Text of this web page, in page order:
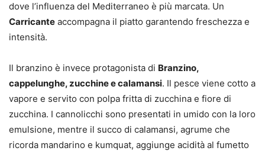
dove l’influenza del Mediterraneo è più marcata. Un
Carricante accompagna il piatto garantendo freschezza e
intensità.
Il branzino è invece protagonista di Branzino,
cappelunghe, zucchine e calamansi. Il pesce viene cotto a
vapore e servito con polpa fritta di zucchina e fiore di
zucchina. I cannolicchi sono presentati in umido con la loro
emulsione, mentre il succo di calamansi, agrume che
ricorda mandarino e kumquat, aggiunge acidità al fumetto